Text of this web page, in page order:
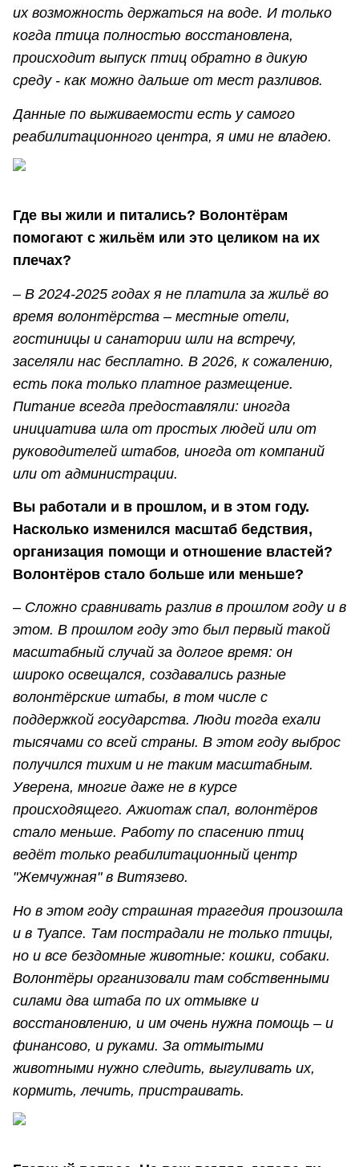
их возможность держаться на воде. И только
когда птица полностью восстановлена,
происходит выпуск птиц обратно в дикую
среду - как можно дальше от мест разливов.
Данные по выживаемости есть у самого
реабилитационного центра, я ими не владею.
Где вы жили и питались? Волонтёрам
помогают с жильём или это целиком на их
плечах?
– В 2024-2025 годах я не платила за жильё во
время волонтёрства – местные отели,
гостиницы и санатории шли на встречу,
заселяли нас бесплатно. В 2026, к сожалению,
есть пока только платное размещение.
Питание всегда предоставляли: иногда
инициатива шла от простых людей или от
руководителей штабов, иногда от компаний
или от администрации.
Вы работали и в прошлом, и в этом году.
Насколько изменился масштаб бедствия,
организация помощи и отношение властей?
Волонтёров стало больше или меньше?
– Сложно сравнивать разлив в прошлом году и в
этом. В прошлом году это был первый такой
масштабный случай за долгое время: он
широко освещался, создавались разные
волонтёрские штабы, в том числе с
поддержкой государства. Люди тогда ехали
тысячами со всей страны. В этом году выброс
получился тихим и не таким масштабным.
Уверена, многие даже не в курсе
происходящего. Ажиотаж спал, волонтёров
стало меньше. Работу по спасению птиц
ведёт только реабилитационный центр
"Жемчужная" в Витязево.
Но в этом году страшная трагедия произошла
и в Туапсе. Там пострадали не только птицы,
но и все бездомные животные: кошки, собаки.
Волонтёры организовали там собственными
силами два штаба по их отмывке и
восстановлению, и им очень нужна помощь – и
финансово, и руками. За отмытыми
животными нужно следить, выгуливать их,
кормить, лечить, пристраивать.